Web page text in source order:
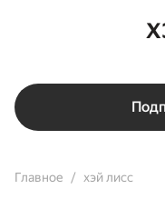
Главное хэй лисс